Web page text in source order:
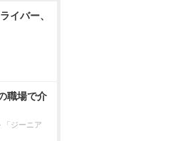
イバー、
職場で介
「ジーニア